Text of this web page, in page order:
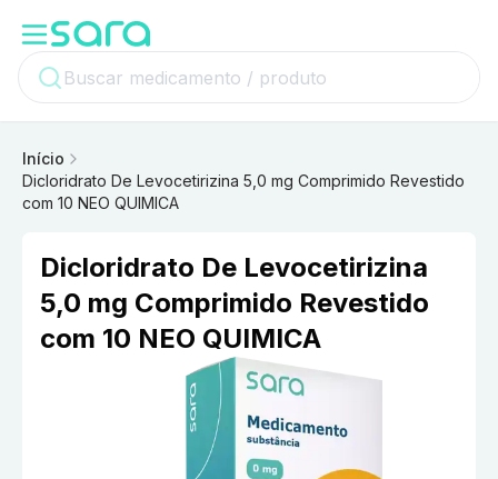
Início
Dicloridrato De Levocetirizina 5,0 mg Comprimido Revestido
com 10 NEO QUIMICA
Dicloridrato De Levocetirizina
5,0 mg Comprimido Revestido
com 10 NEO QUIMICA